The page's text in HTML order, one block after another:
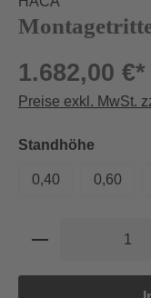
1.682,00 €*
Preise exkl. MwSt.
Standhöhe
0,40 0,60
Produkt